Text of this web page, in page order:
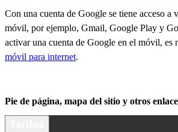
Con una cuenta de Google se tiene acceso a
móvil, por ejemplo, Gmail, Google Play y
activar una cuenta de Google en el móvil, es
móvil para internet.
Pie de página, mapa del sitio y otros